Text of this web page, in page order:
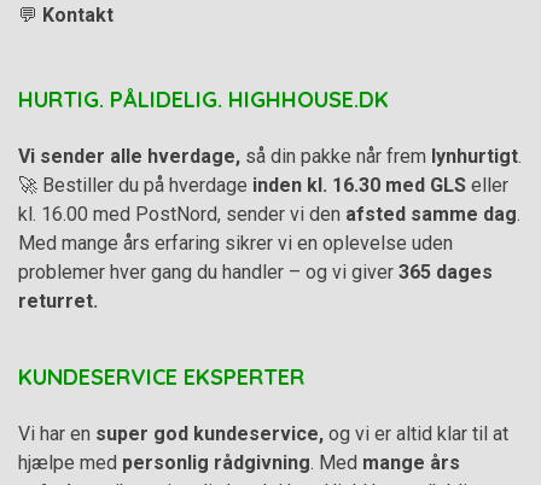
💬 Kontakt
HURTIG. PÅLIDELIG. HIGHHOUSE.DK
Vi sender alle hverdage, så din pakke når frem lynhurtigt
🚀 Bestiller du på hverdage inden kl. 16.30 med GLS eller
kl. 16.00 med PostNord, sender vi den afsted samme dag
Med mange års erfaring sikrer vi en oplevelse uden
problemer hver gang du handler – og vi giver 365 dages
returret.
KUNDESERVICE EKSPERTER
Vi har en super god kundeservice, og vi er altid klar til at
hjælpe med personlig rådgivning . Med mange års